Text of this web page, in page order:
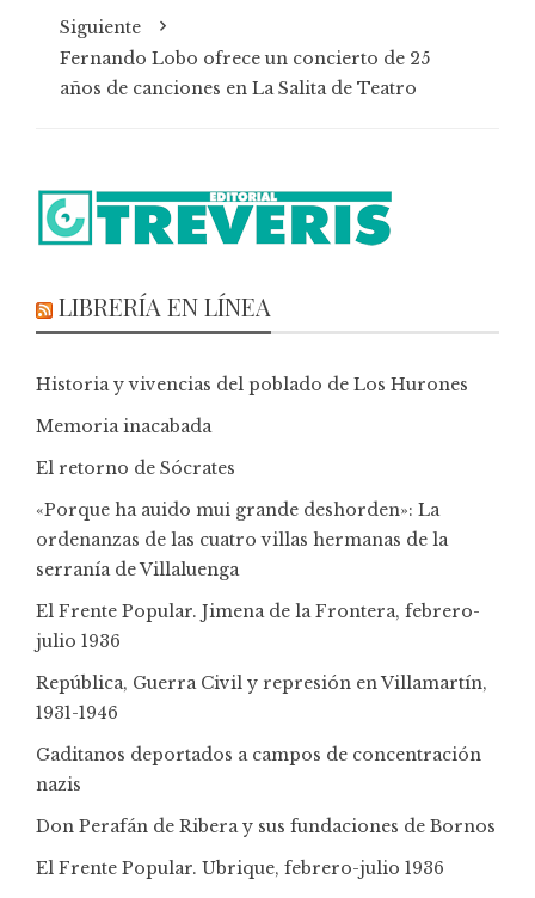
Siguiente
Fernando Lobo ofrece un concierto de 25
años de canciones en La Salita de Teatro
LIBRERÍA EN LÍNEA
Historia y vivencias del poblado de Los Hurones
Memoria inacabada
El retorno de Sócrates
«Porque ha auido mui grande deshorden»: La
ordenanzas de las cuatro villas hermanas de la
serranía de Villaluenga
El Frente Popular. Jimena de la Frontera, febrero-
julio 1936
República, Guerra Civil y represión en Villamartín,
1931-1946
Gaditanos deportados a campos de concentración
nazis
Don Perafán de Ribera y sus fundaciones de Bornos
El Frente Popular. Ubrique, febrero-julio 1936